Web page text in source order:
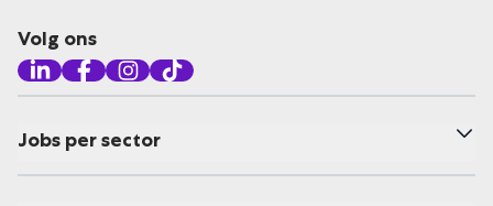
Volg ons
Jobs per sector